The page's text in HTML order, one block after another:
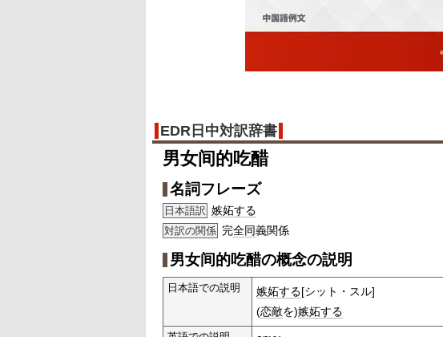
EDR日中対訳辞書
男女间的吃醋
名詞フレーズ
日本語訳 嫉妬する
対訳の関係 完全同義関係
男女间的吃醋の概念の説明
日本語での説明 嫉妬する[シット・スル]
(恋敵を)嫉妬する